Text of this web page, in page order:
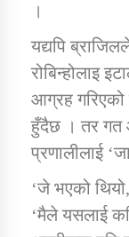
तातोपानी
।
यद्यपि
रोबिन्होलाइ
आग्रह गरिएको
हुँदैछ । तर गत
प्रणालीलाई
‘जे भएको
‘मैले यसलाई